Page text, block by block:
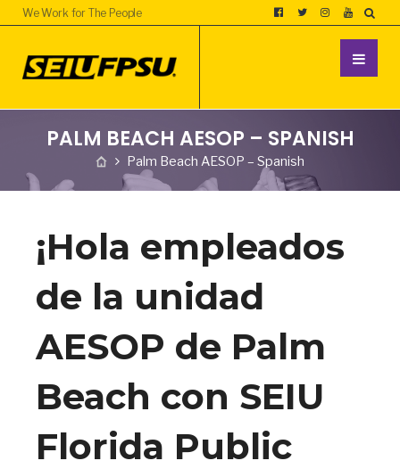
We Work for The People
PALM BEACH AESOP – SPANISH
Palm Beach AESOP – Spanish
¡Hola empleados
de la unidad
AESOP de Palm
Beach con SEIU
Florida Public